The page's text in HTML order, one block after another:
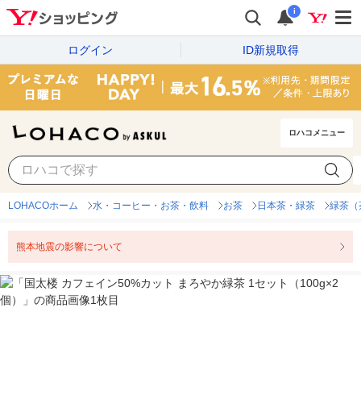
i
ログイン ID新規取得
ロハコメニュー
LOHACOホーム 水・コーヒー・お茶・飲料 お茶 日本茶・緑茶 緑茶（
熊本地震の影響について